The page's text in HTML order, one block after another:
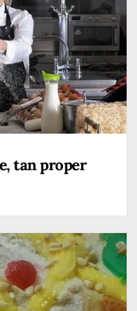
tan proper